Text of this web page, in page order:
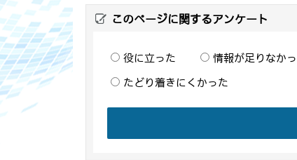
このページに関するアンケート
役に立った 情報が足りなか
たどり着きにくかった